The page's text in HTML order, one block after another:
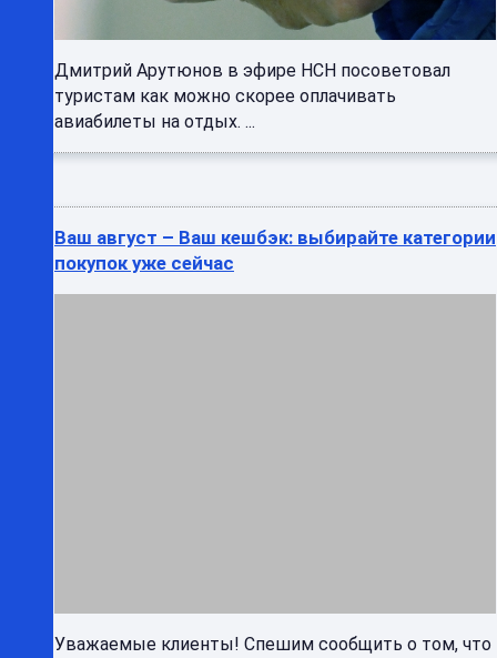
Дмитрий Арутюнов в эфире НСН посоветовал
туристам как можно скорее оплачивать
авиабилеты на отдых. ...
Ваш август – Ваш кешбэк: выбирайте категории
покупок уже сейчас
Уважаемые клиенты! Спешим сообщить о том, что